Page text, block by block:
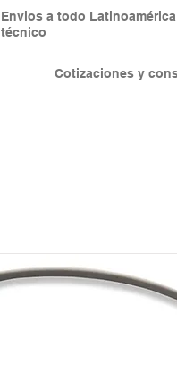
Cotizaciones y
Envios a todo
técnico